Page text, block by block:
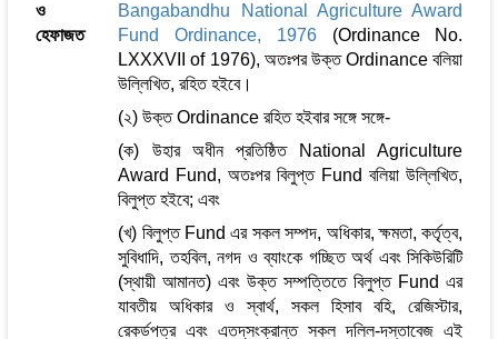
ও
হেফাজত
Bangabandhu National Agriculture Award
Fund Ordinance, 1976(Ordinance No.
LXXXVII of 1976), অতঃপর উক্ত Ordinance বলিয়া
উল্লিখিত, রহিত হইবে।
(২) উক্ত Ordinance রহিত হইবার সঙ্গে সঙ্গে-
(ক) উহার অধীন প্রতিষ্ঠিত National Agriculture
Award Fund, অতঃপর বিলুপ্ত Fund বলিয়া উল্লিখিত,
বিলুপ্ত হইবে; এবং
(খ) বিলুপ্ত Fund এর সকল সম্পদ, অধিকার, ক্ষমতা, কর্তৃত্ব,
সুবিধাদি, তহবিল, নগদ ও ব্যাংকে গচ্ছিত অর্থ এবং সিকিউরিটি
(স্থায়ী আমানত) এবং উক্ত সম্পত্তিতে বিলুপ্ত Fund এর
যাবতীয় অধিকার ও স্বার্থ, সকল হিসাব বহি, রেজিস্টার,
রেকর্ডপত্র এবং এতদ্‌সংক্রান্ত সকল দলিল-দস্তাবেজ এই